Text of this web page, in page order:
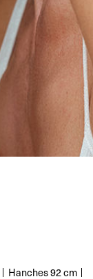
Hanches92 cm